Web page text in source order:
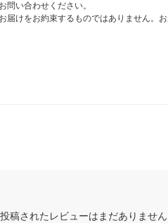
い合わせください。
けをお約束するものではありません。
投稿されたレビューはまだありません